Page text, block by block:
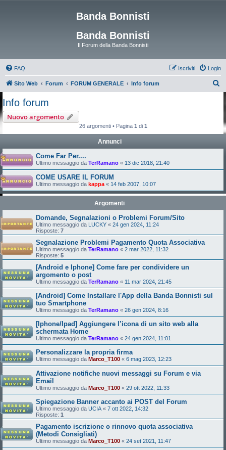
Banda Bonnisti
Banda Bonnisti
Il Forum della Banda Bonnisti
FAQ Login
Iscriviti
Sito Web Forum FORUM GENERALE Info forum
Info forum
Nuovo argomento
26 argomenti • Pagina 1 di 1
Annunci
Come Far Per....
Ultimo messaggio da TerRamano « 13 dic 2018, 21:40
COME USARE IL FORUM
Ultimo messaggio da kappa « 14 feb 2007, 10:07
Argomenti
Domande, Segnalazioni o Problemi Forum/Sito
Ultimo messaggio da LUCKY « 24 gen 2024, 11:24
Risposte: 7
Segnalazione Problemi Pagamento Quota Associativa
Ultimo messaggio da TerRamano « 2 mar 2022, 11:32
Risposte: 5
[Android e Iphone] Come fare per condividere un
argomento o post
Ultimo messaggio da TerRamano « 11 mar 2024, 21:45
[Android] Come Installare l'App della Banda Bonnisti sul
tuo Smartphone
Ultimo messaggio da TerRamano « 26 gen 2024, 8:16
[Iphone/Ipad] Aggiungere l’icona di un sito web alla
schermata Home
Ultimo messaggio da TerRamano « 24 gen 2024, 11:01
Personalizzare la propria firma
Ultimo messaggio da Marco_T100 « 6 mag 2023, 12:23
Attivazione notifiche nuovi messaggi su Forum e via
Email
Ultimo messaggio da Marco_T100 « 29 ott 2022, 11:33
Spiegazione Banner accanto ai POST del Forum
Ultimo messaggio da UCIA « 7 ott 2022, 14:32
Risposte: 1
Pagamento iscrizione o rinnovo quota associativa
(Metodi Consigliati)
Ultimo messaggio da Marco_T100 « 24 set 2021, 11:47